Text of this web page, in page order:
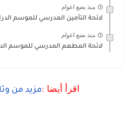
منذ بضع اعوام
لائحة التأمين المدرسي للموسم الدراسي
منذ بضع اعوام
لائحة المطعم المدرسي للموسم الدراسي
اقرأ أيضا :مزيد من